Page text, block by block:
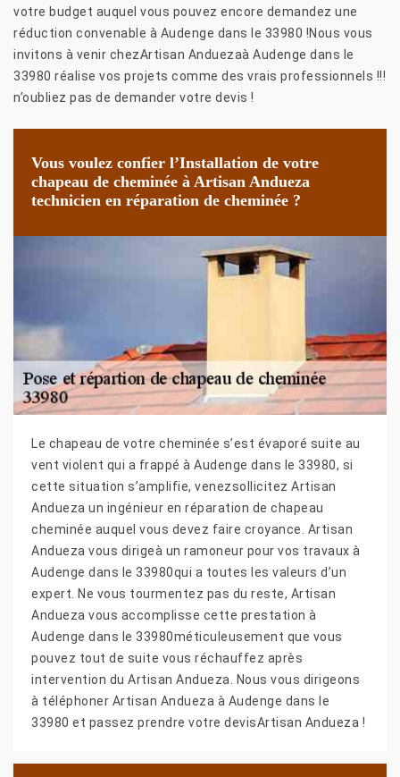
votre budget auquel vous pouvez encore demandez une
réduction convenable à Audenge dans le 33980 !Nous vous
invitons à venir chezArtisan Anduezaà Audenge dans le
33980 réalise vos projets comme des vrais professionnels !!!
n’oubliez pas de demander votre devis !
Vous voulez confier l’Installation de votre
chapeau de cheminée à Artisan Andueza
technicien en réparation de cheminée ?
Le chapeau de votre cheminée s’est évaporé suite au
vent violent qui a frappé à Audenge dans le 33980, si
cette situation s’amplifie, venezsollicitez Artisan
Andueza un ingénieur en réparation de chapeau
cheminée auquel vous devez faire croyance. Artisan
Andueza vous dirigeà un ramoneur pour vos travaux à
Audenge dans le 33980qui a toutes les valeurs d’un
expert. Ne vous tourmentez pas du reste, Artisan
Andueza vous accomplisse cette prestation à
Audenge dans le 33980méticuleusement que vous
pouvez tout de suite vous réchauffez après
intervention du Artisan Andueza. Nous vous dirigeons
à téléphoner Artisan Andueza à Audenge dans le
33980 et passez prendre votre devisArtisan Andueza !